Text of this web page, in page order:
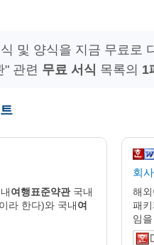
및 양식을 지금 무료로
" 관련 무료 서식 목록의 1
여행표준약관국내
라 한다)와 국내여
회
해외
패
임